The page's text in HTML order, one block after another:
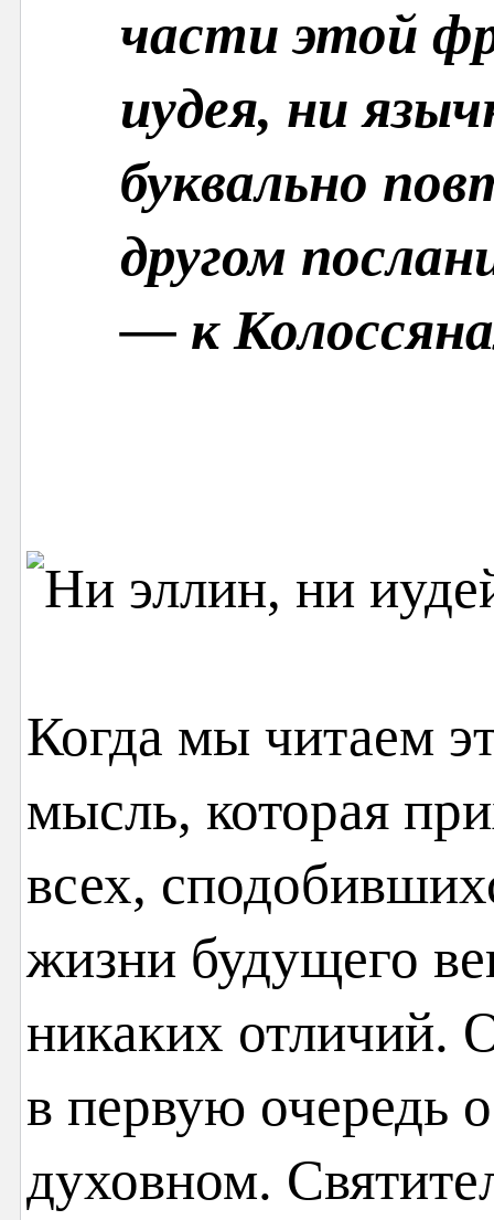
части этой
иудея, ни
буквально
другом
— к
Когда мы читаем
мысль, которая
всех,
жизни будущего
никаких отличий.
в первую очередь
духовном.